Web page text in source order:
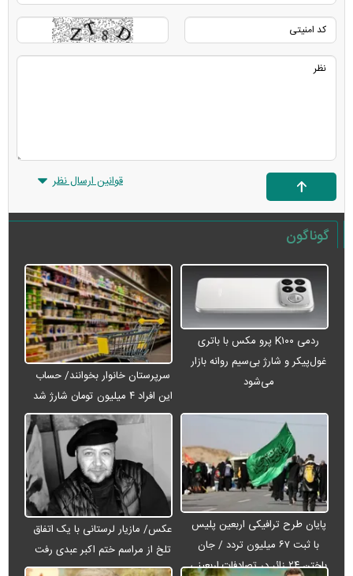
قوانین ارسال نظر
گوناگون
ردمی K۱۰۰ پرو مکس با باتری
غول‌پیکر و شارژ بی‌سیم روانه بازار
می‌شود
سرپرستان خانوار بخوانند/ حساب
این افراد ۴ میلیون تومان شارژ شد
پایان طرح ترافیکی اربعین پلیس
با ثبت ۶۷ میلیون تردد / جان
باختن ۲۴ زائر در تصادفات اربعینی
عکس/ مازیار لرستانی با یک اتفاق
تلخ از مراسم ختم اکبر عبدی رفت